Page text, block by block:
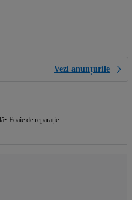
Vezi anunțurile
Foaie de reparație